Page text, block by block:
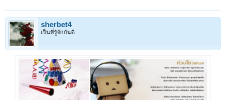
sherbet4
เป็นที่รู้จักกันดี